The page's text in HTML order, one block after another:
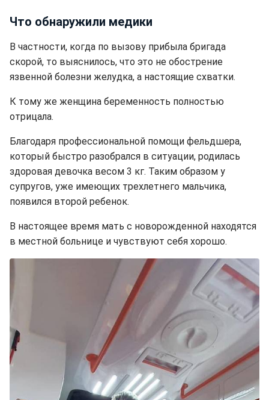
Что обнаружили медики
В частности, когда по вызову прибыла бригада
скорой, то выяснилось, что это не обострение
язвенной болезни желудка, а настоящие схватки.
К тому же женщина беременность полностью
отрицала.
Благодаря профессиональной помощи фельдшера,
который быстро разобрался в ситуации, родилась
здоровая девочка весом 3 кг. Таким образом у
супругов, уже имеющих трехлетнего мальчика,
появился второй ребенок.
В настоящее время мать с новорожденной находятся
в местной больнице и чувствуют себя хорошо.